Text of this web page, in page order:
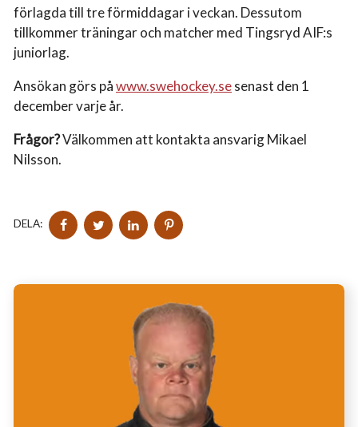
förlagda till tre förmiddagar i veckan. Dessutom
tillkommer träningar och matcher med Tingsryd AIF:s
juniorlag.
Ansökan görs påwww.swehockey.sesenast den 1
december varje år.
Frågor?Välkommen att kontakta ansvarig Mikael
Nilsson.
DELA:
DELA
PÅ
DELA
PÅ
DELA
PÅ